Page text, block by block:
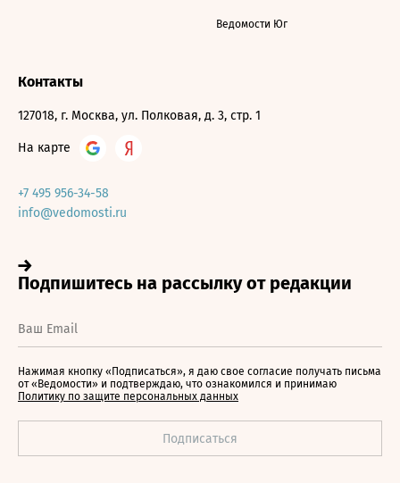
Ведомости Юг
Контакты
127018, г. Москва, ул. Полковая, д. 3, стр. 1
На карте
+7 495 956-34-58
info@vedomosti.ru
Нажимая кнопку «Подписаться», я даю свое согласие получать письма
от «Ведомости» и подтверждаю, что ознакомился и принимаю
Политику по защите персональных данных